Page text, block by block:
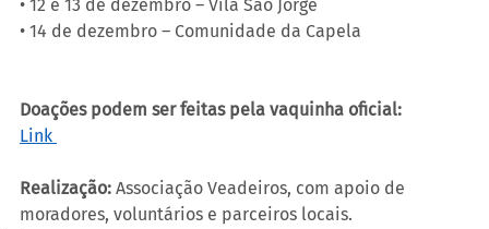
• 12 e 13 de dezembro – Vila São Jorge
• 14 de dezembro – Comunidade da Capela
Doações podem ser feitas pela vaquinha oficial:
Link
Realização: Associação Veadeiros, com apoio de
moradores, voluntários e parceiros locais.